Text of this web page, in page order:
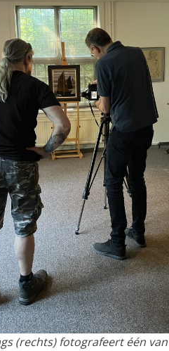
(rechts) fotografeert één